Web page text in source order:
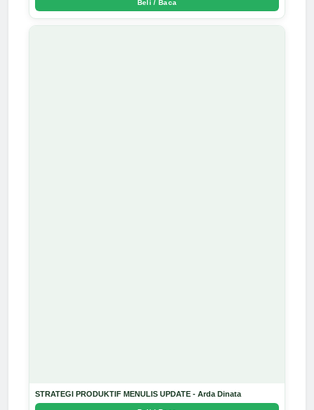
Beli / Baca
STRATEGI PRODUKTIF MENULIS UPDATE - Arda Dinata